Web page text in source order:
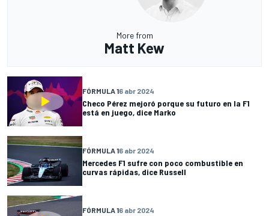
More from
Matt Kew
FÓRMULA 16 abr 2024
Checo Pérez mejoró porque su futuro en la F1
está en juego, dice Marko
FÓRMULA 16 abr 2024
Mercedes F1 sufre con poco combustible en
curvas rápidas, dice Russell
FÓRMULA 16 abr 2024